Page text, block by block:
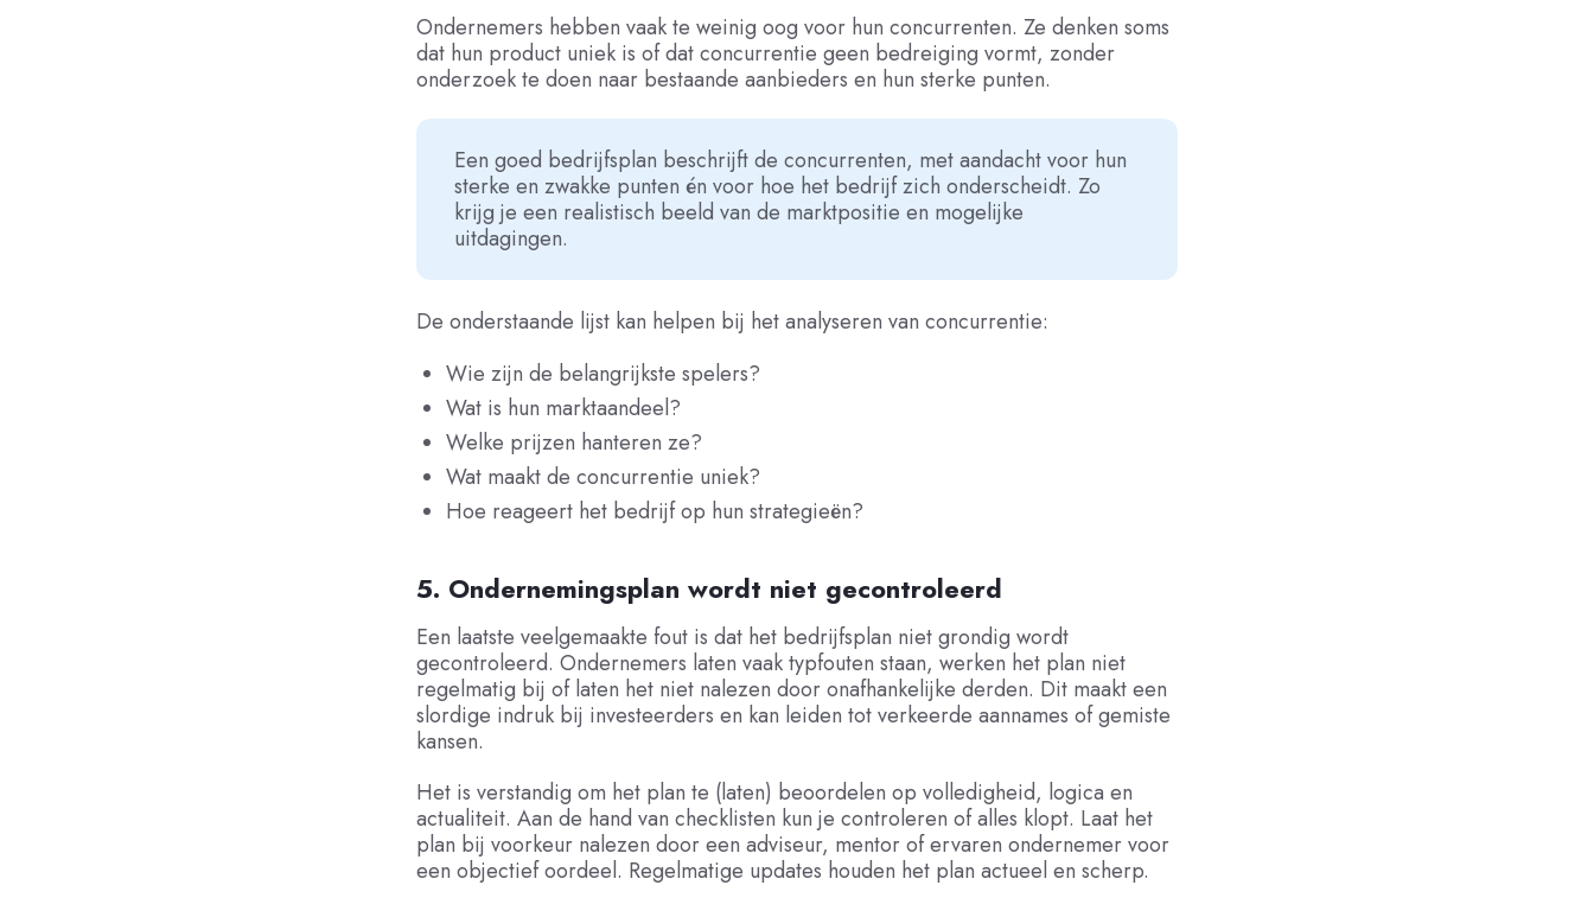
Ondernemers hebben vaak te weinig oog voor hun concurrenten. Ze denken soms
dat hun product uniek is of dat concurrentie geen bedreiging vormt, zonder
onderzoek te doen naar bestaande aanbieders en hun sterke punten.
Een goed bedrijfsplan beschrijft de concurrenten, met aandacht voor hun
sterke en zwakke punten én voor hoe het bedrijf zich onderscheidt. Zo
krijg je een realistisch beeld van de marktpositie en mogelijke
uitdagingen.
De onderstaande lijst kan helpen bij het analyseren van concurrentie:
Wie zijn de belangrijkste spelers?
Wat is hun marktaandeel?
Welke prijzen hanteren ze?
Wat maakt de concurrentie uniek?
Hoe reageert het bedrijf op hun strategieën?
5. Ondernemingsplan wordt niet gecontroleerd
Een laatste veelgemaakte fout is dat het bedrijfsplan niet grondig wordt
gecontroleerd. Ondernemers laten vaak typfouten staan, werken het plan niet
regelmatig bij of laten het niet nalezen door onafhankelijke derden. Dit maakt een
slordige indruk bij investeerders en kan leiden tot verkeerde aannames of gemiste
kansen.
Het is verstandig om het plan te (laten) beoordelen op volledigheid, logica en
actualiteit. Aan de hand van checklisten kun je controleren of alles klopt. Laat het
plan bij voorkeur nalezen door een adviseur, mentor of ervaren ondernemer voor
een objectief oordeel. Regelmatige updates houden het plan actueel en scherp.